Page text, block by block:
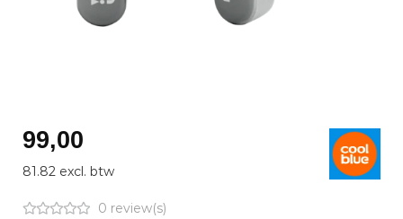
99,00
81.82 excl. btw
0 review(s)